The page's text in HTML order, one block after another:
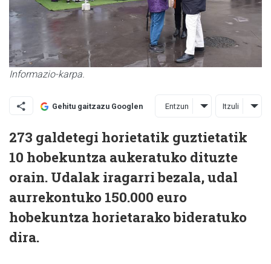
Informazio-karpa.
Gehitu gaitzazu Googlen Entzun Itzuli
273 galdetegi horietatik guztietatik
10 hobekuntza aukeratuko dituzte
orain. Udalak iragarri bezala, udal
aurrekontuko 150.000 euro
hobekuntza horietarako bideratuko
dira.